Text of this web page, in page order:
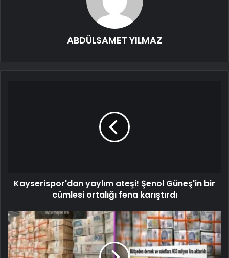
ABDÜLSAMET YILMAZ
Kayserispor'dan yaylım ateşi! Şenol Güneş'in bir
cümlesi ortalığı fena karıştırdı